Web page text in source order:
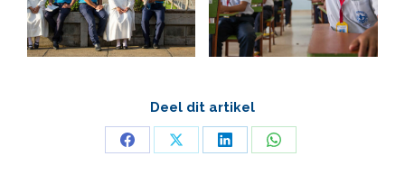
Deel dit artikel
Deel
Deel
Deel
Deel